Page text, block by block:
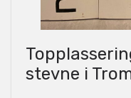
stevne i